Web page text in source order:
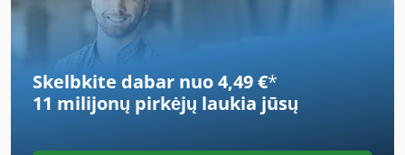
kalbomis. Kontaktas galimas ir per WhatsApp. Cedpfx
Asyvd T Esmhsrf
Skelbkite dabar nuo 4,49 €*
11 milijonų pirkėjų laukia jūsų